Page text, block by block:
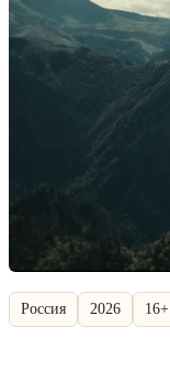
Россия 2026 16+